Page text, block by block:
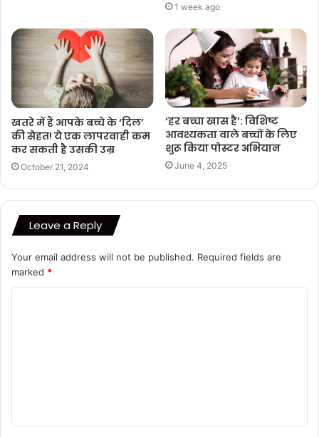
1 week ago
खतरे में हैं आपके बच्चे के ‘दिल’
की सेहत! ये एक लापरवाही कम
कर सकती है उसकी उम्र
October 21, 2024
‘हर बच्चा खास है’: विशिष्ट
आवश्यकता वाले बच्चों के लिए
शुरू किया पोस्टर अभियान
June 4, 2025
Leave a Reply
Your email address will not be published. Required fields are
marked *
t